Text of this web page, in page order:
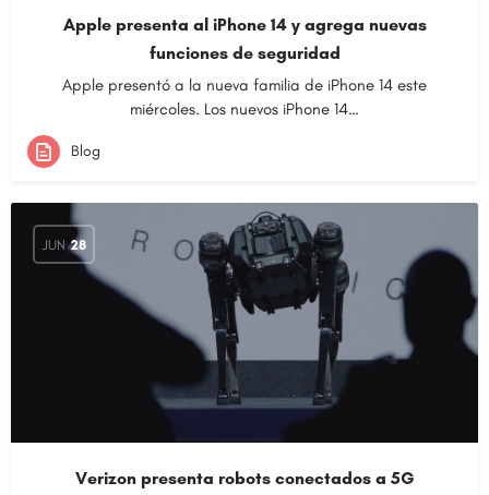
Apple presenta al iPhone 14 y agrega nuevas
funciones de seguridad
Apple presentó a la nueva familia de iPhone 14 este
miércoles. Los nuevos iPhone 14…
Blog
JUN 28
Verizon presenta robots conectados a 5G